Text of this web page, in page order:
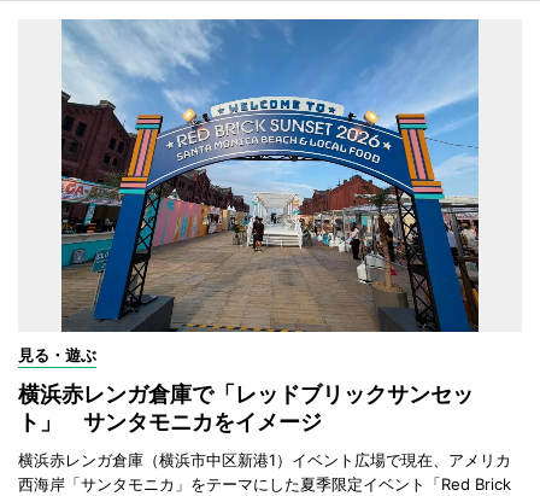
見る・遊ぶ
横浜赤レンガ倉庫で「レッドブリックサンセッ
ト」 サンタモニカをイメージ
横浜赤レンガ倉庫（横浜市中区新港1）イベント広場で現在、アメリカ
西海岸「サンタモニカ」をテーマにした夏季限定イベント「Red Brick